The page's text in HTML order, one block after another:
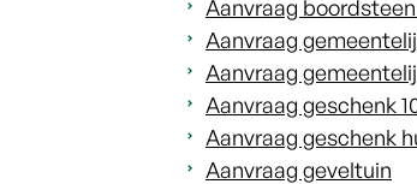
Aanvraag
Aanvraag
Aanvraag
Aanvraag geschenk
Aanvraag geschenk
Aanvraag geveltuin